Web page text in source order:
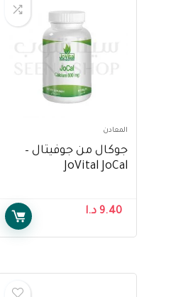
المعادن
جوكال من جوفيتال –
JoVital JoCal
9.40 د.ا